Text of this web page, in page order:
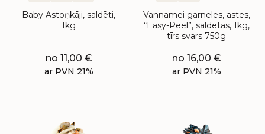
Baby Astoņkāji, saldēti,
1kg
no 11,00 €
ar PVN 21%
Vannamei garneles, astes,
“Easy-Peel”, saldētas, 1kg,
tīrs svars 750g
no 16,00 €
ar PVN 21%